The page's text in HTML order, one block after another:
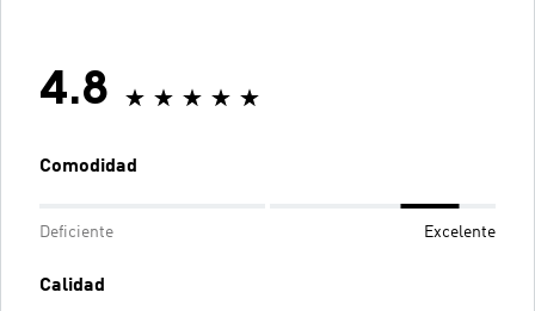
4.8
Comodidad
Deficiente Excelente
Calidad